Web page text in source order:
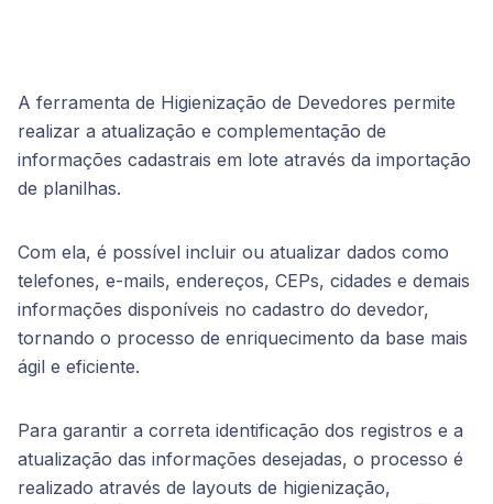
A ferramenta de Higienização de Devedores permite
realizar a atualização e complementação de
informações cadastrais em lote através da importação
de planilhas.
Com ela, é possível incluir ou atualizar dados como
telefones, e-mails, endereços, CEPs, cidades e demais
informações disponíveis no cadastro do devedor,
tornando o processo de enriquecimento da base mais
ágil e eficiente.
Para garantir a correta identificação dos registros e a
atualização das informações desejadas, o processo é
realizado através de layouts de higienização,